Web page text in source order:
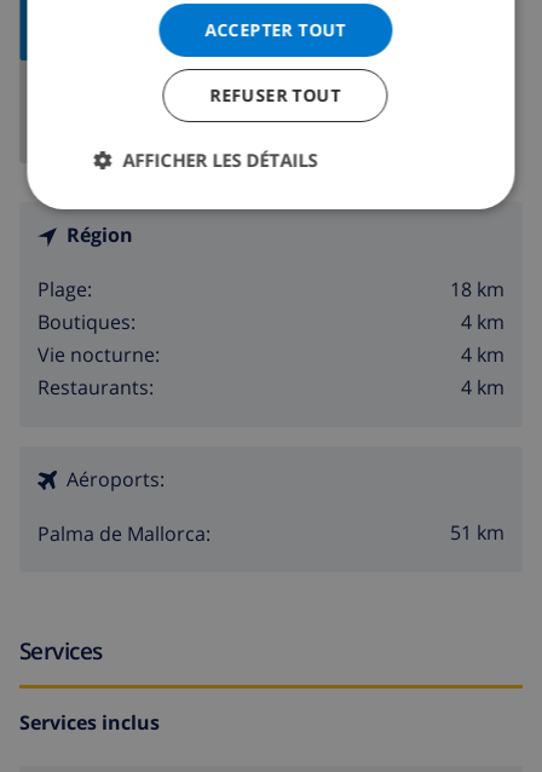
Région
Plage:
18 km
Boutiques:
4 km
Vie nocturne:
4 km
Restaurants:
4 km
Aéroports:
Palma de Mallorca: 51 km
Services
Services inclus
ACCEPTER TOUT
REFUSER TOUT
AFFICHER LES DÉTAILS